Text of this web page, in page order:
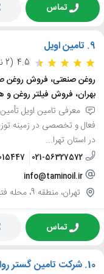
تماس
9. تامین اویل
4.5 (2 نظر)
روغن صنعتی، فروش روغن
بهران، فروش فیلتر روغن و
معرفی تامین اویل
فعال و تخصصی در زمینه
در استان تهرا...
021-56327572
info@taminoil.ir
تهران، منطقه 9، محله فتح، بزرگراه فتح، خیابان فتح پنجم، پلاک 41
تماس
10. شرکت تامین گستر